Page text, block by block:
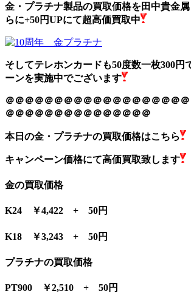
金・プラチナ製品の買取価格を田中貴金
らに+50円UPにて超高価買取中
そしてテレホンカードも50度数一枚300円
ーンを実施中でございます
＠＠＠＠＠＠＠＠＠＠＠＠＠＠＠＠＠＠
＠＠＠＠＠＠＠＠＠＠＠＠＠＠＠
本日の金・プラチナの買取価格はこちら
キャンペーン価格にて高価買取致します
金の買取価格
K24 ￥4,422 + 50円
K18 ￥3,243 + 50円
プラチナの買取価格
PT900 ￥2,510 + 50円